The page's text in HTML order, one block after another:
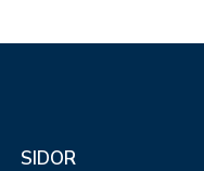
SIDOR